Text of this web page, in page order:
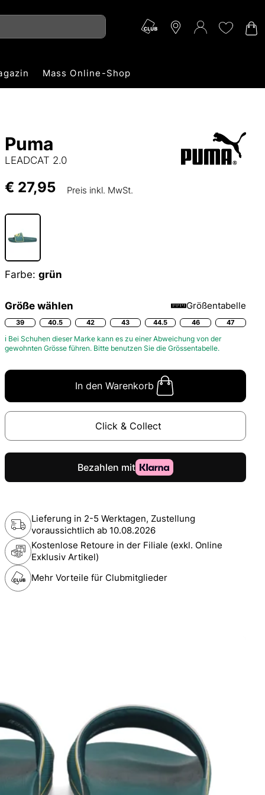
Mass Online-Shop
Puma
LEADCAT 2.0
€ 27,95 Preis inkl. MwSt.
Farbe: grün
Größe wählen Größentabelle
39 40.5 42 43 44.5 46 47
ℹ Bei Schuhen dieser Marke kann es zu einer Abweichung von der
gewohnten Grösse führen. Bitte benutzen Sie die Grössentabelle.
In den Warenkorb
Click & Collect
Lieferung in 2-5 Werktagen, Zustellung
voraussichtlich ab 10.08.2026
Kostenlose Retoure in der Filiale (exkl. Online
Exklusiv Artikel)
Mehr Vorteile für Clubmitglieder